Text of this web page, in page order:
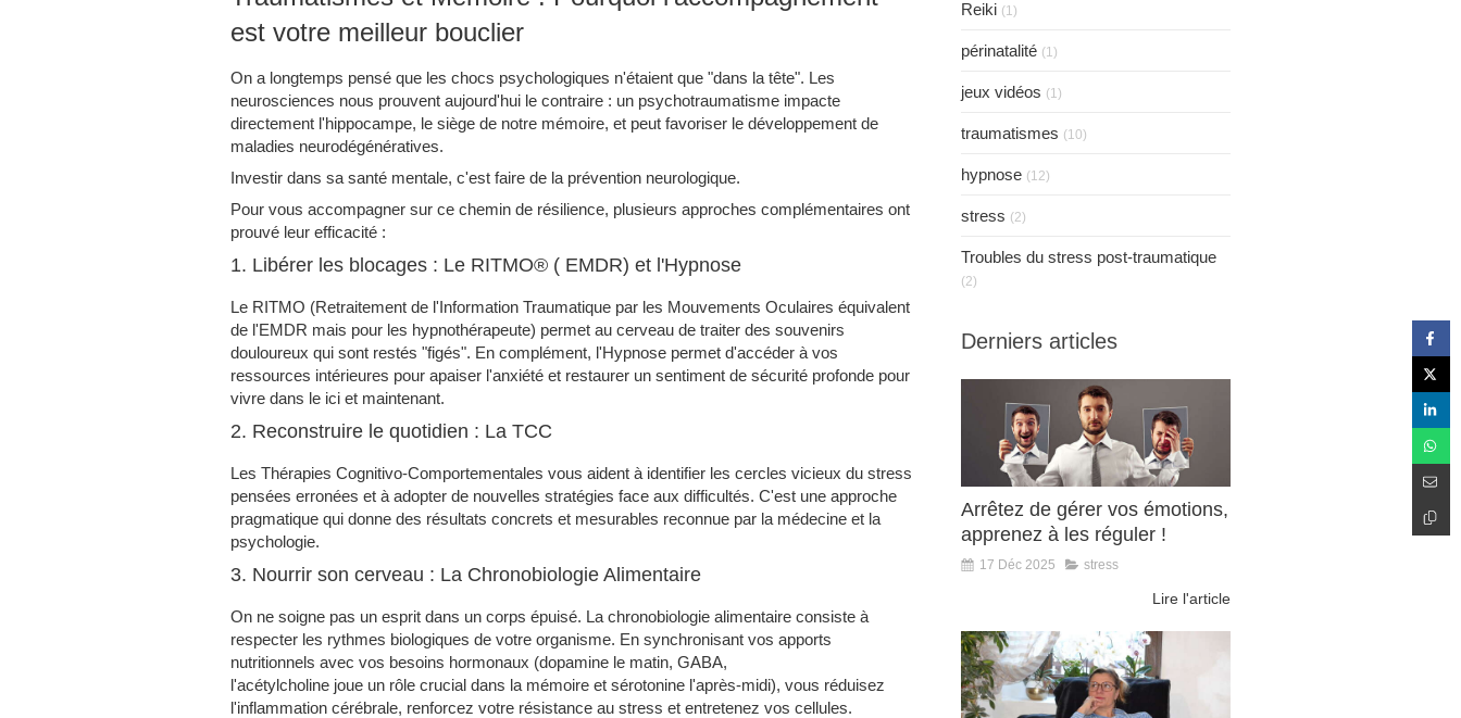
est votre meilleur bouclier
On a longtemps pensé que les chocs psychologiques n'étaient que "dans la tête". Les
neurosciences nous prouvent aujourd'hui le contraire : un psychotraumatisme impacte
directement l'hippocampe, le siège de notre mémoire, et peut favoriser le développement de
maladies neurodégénératives.
Investir dans sa santé mentale, c'est faire de la prévention neurologique.
Pour vous accompagner sur ce chemin de résilience, plusieurs approches complémentaires ont
prouvé leur efficacité :
1. Libérer les blocages : Le RITMO® ( EMDR) et l'Hypnose
Le RITMO (Retraitement de l'Information Traumatique par les Mouvements Oculaires équivalent
de l'EMDR mais pour les hypnothérapeute) permet au cerveau de traiter des souvenirs
douloureux qui sont restés "figés". En complément, l'Hypnose permet d'accéder à vos
ressources intérieures pour apaiser l'anxiété et restaurer un sentiment de sécurité profonde pour
vivre dans le ici et maintenant.
2. Reconstruire le quotidien : La TCC
Les Thérapies Cognitivo-Comportementales vous aident à identifier les cercles vicieux du stress
pensées erronées et à adopter de nouvelles stratégies face aux difficultés. C'est une approche
pragmatique qui donne des résultats concrets et mesurables reconnue par la médecine et la
psychologie.
3. Nourrir son cerveau : La Chronobiologie Alimentaire
On ne soigne pas un esprit dans un corps épuisé. La chronobiologie alimentaire consiste à
respecter les rythmes biologiques de votre organisme. En synchronisant vos apports
nutritionnels avec vos besoins hormonaux (dopamine le matin, GABA,
l'acétylcholine joue un rôle crucial dans la mémoire et sérotonine l'après-midi), vous réduisez
l'inflammation cérébrale, renforcez votre résistance au stress et entretenez vos cellules.
Reiki (1)
périnatalité (1)
jeux vidéos (1)
traumatismes (10)
hypnose (12)
stress (2)
Troubles du stress post-traumatique
(2)
Derniers articles
Arrêtez de gérer vos émotions,
apprenez à les réguler !
17 Déc 2025 stress
Lire l'article